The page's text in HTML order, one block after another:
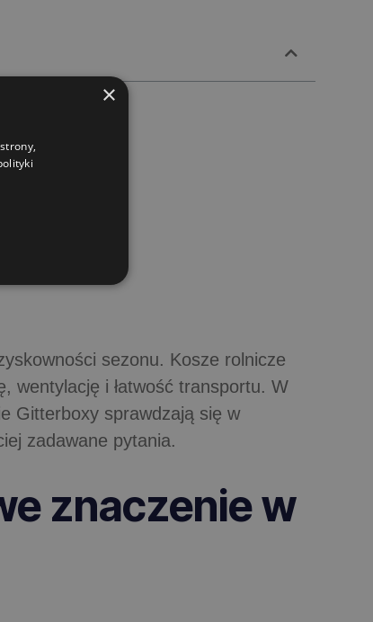
sezonu. Kosze rolnicze
wentylację i łatwość transportu. W
Gitterboxy sprawdzają się w
zadawane pytania.
znaczenie w
×